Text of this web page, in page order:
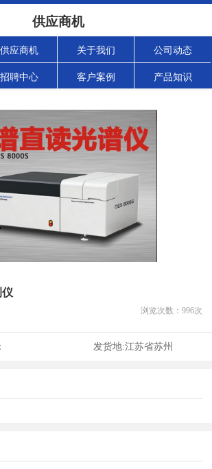
供应商机
供应商机 关于我们 公司动态
招聘中心 客户案例 产品知识
浏览次数： 996次
发货地:江苏省苏州